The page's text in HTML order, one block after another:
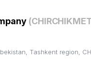
Tashkent region,